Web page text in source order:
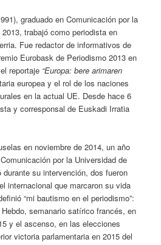
graduado en Comunicación por la
trabajó como periodista en
Fue redactor de informativos de
Eurobask de Periodismo 2013 en
reportaje “Europa: bere arimaren
europea y el rol de los naciones
en la actual UE. Desde hace 6
y corresponsal de Euskadi Irratia
en noviembre de 2014, un año
por la Universidad de
su intervención, dos fueron
internacional que marcaron su vida
“mi bautismo en el periodismo”:
semanario satírico francés, en
y el ascenso, en las elecciones
victoria parlamentaria en 2015 del